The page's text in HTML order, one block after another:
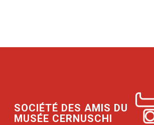
SOCIÉTÉ DES AMIS DU
MUSÉE CERNUSCHI